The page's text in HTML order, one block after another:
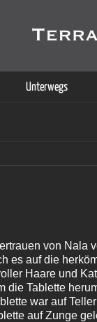
Unterwegs
von
es auf die
Haare und
die Tablette
war auf
auf Zunge
Durch die